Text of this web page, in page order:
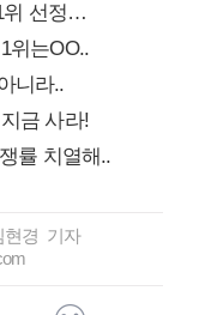
위 선정…
위는OO..
니라..
금 사라!
률 치열해..
현경 기자